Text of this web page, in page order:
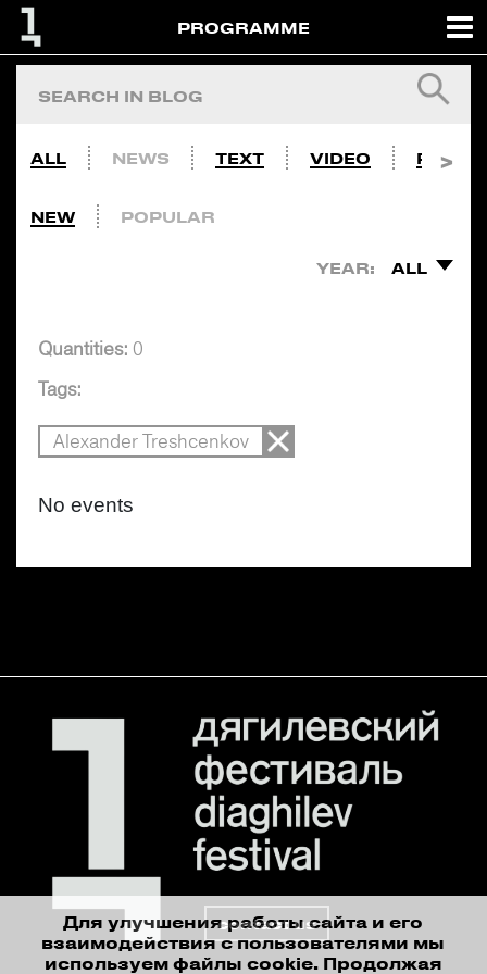
PROGRAMME
ALL NEWS TEXT VIDEO PHOTO
NEW POPULAR
YEAR: ALL
Quantities: 0
Tags:
Alexander Treshcenkov
No events
contact us
Для улучшения работы сайта и его
взаимодействия с пользователями мы
используем файлы cookie. Продолжая